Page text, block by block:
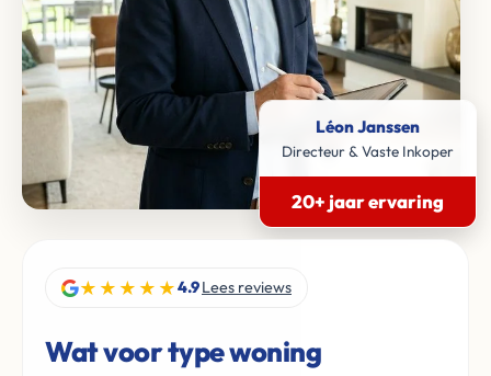
Léon Janssen
Directeur & Vaste Inkoper
20+ jaar ervaring
★★★★★4.9Lees reviews
Wat voor type woning